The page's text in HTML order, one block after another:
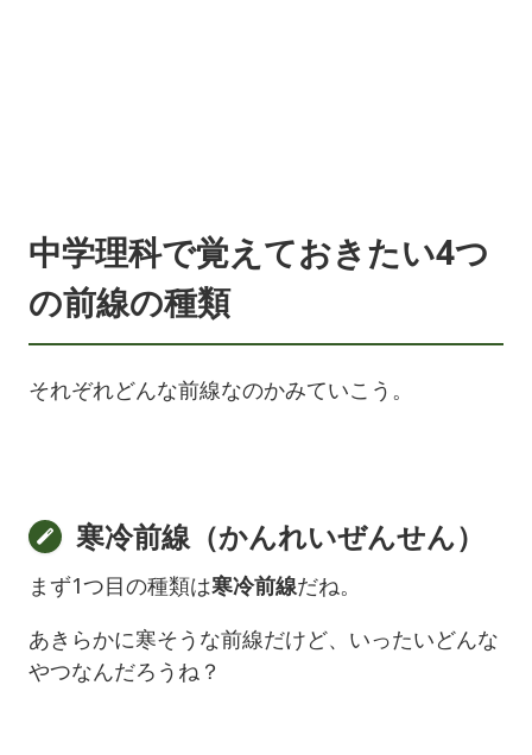
中学理科で覚えておきたい4つ
の前線の種類
それぞれどんな前線なのかみていこう。
寒冷前線（かんれいぜんせん）
まず1つ目の種類は寒冷前線だね。
あきらかに寒そうな前線だけど、いったいどんな
やつなんだろうね？